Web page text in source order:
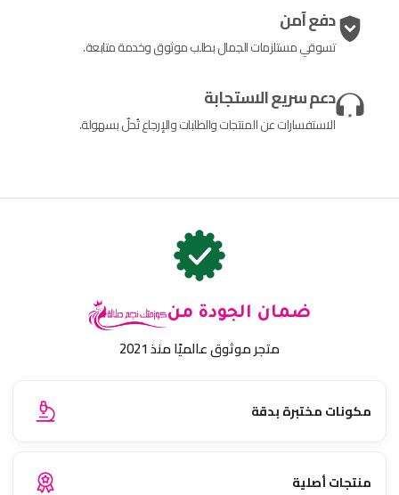
دفع آمن
تسوقي مستلزمات الجمال بطلب موثوق وخدمة متابعة.
دعم سريع الاستجابة
الاستفسارات عن المنتجات والطلبات والإرجاع تُحلّ بسهولة.
ضمان الجودة من
متجر موثوق عالميًا منذ 2021
مكونات مختبرة بدقة
منتجات أصلية